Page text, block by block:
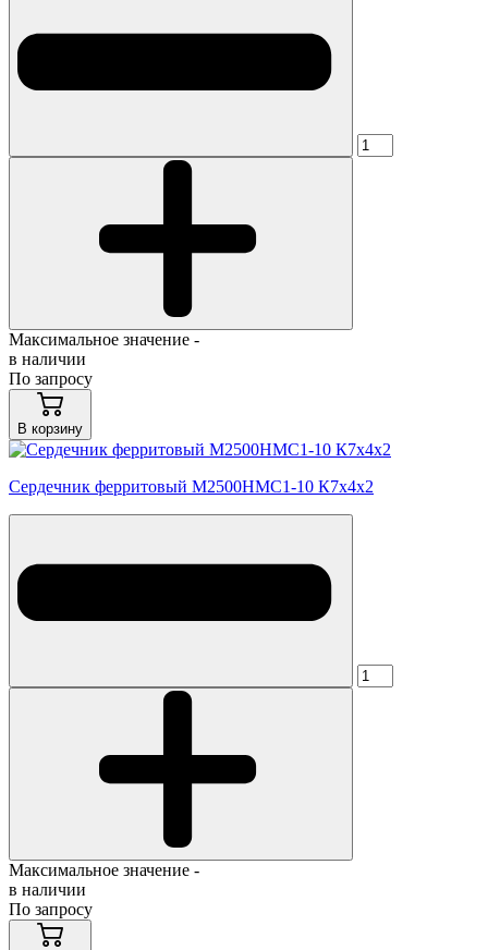
Максимальное значение -
в наличии
По запросу
В корзину
Сердечник ферритовый М2500НМС1-10 К7х4х2
Максимальное значение -
в наличии
По запросу